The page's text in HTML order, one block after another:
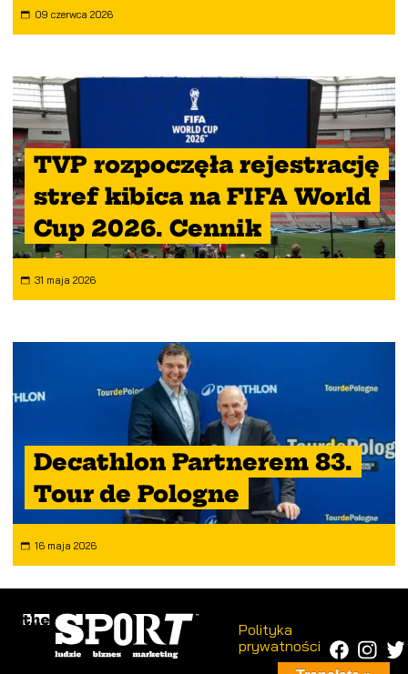
09 czerwca 2026
TVP rozpoczęła rejestrację
stref kibica na FIFA World
Cup 2026. Cennik
31 maja 2026
Decathlon Partnerem 83.
Tour de Pologne
16 maja 2026
Polityka
prywatności